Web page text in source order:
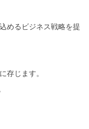
めるビジネス戦略を提
存じます。